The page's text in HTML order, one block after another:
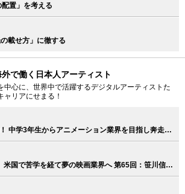
置」を考える
載せ方」に徹する
外で働く日本人アーティスト
中心に、世界中で活躍するデジタルアーティストた
ャリアにせまる！
思い立ったらまず行動！ 中学3年生からアニメーション業界を目指し奔走 第66回：田村鞠果（LAIKA, Llc. / Jr. Prop Designer）
週5日働きながら通学、米国で苦学を経て夢の映画業界へ 第65回：笹川信輝（Skydance Animation / 3D Visual Development Artist）